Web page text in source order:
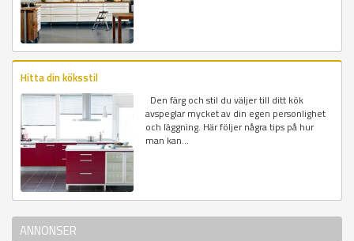
Hitta din köksstil
Den färg och stil du väljer till ditt kök
avspeglar mycket av din egen personlighet
och läggning. Här följer några tips på hur
man kan...
ANNONSER